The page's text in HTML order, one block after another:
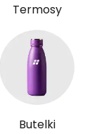
Termosy
Butelki